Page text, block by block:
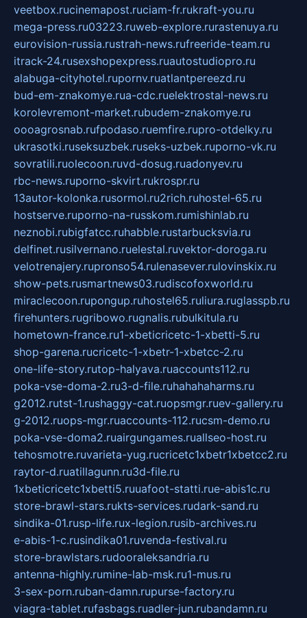
veetbox.rucinemapost.ruciam-fr.rukraft-you.ru
mega-press.ru03223.ruweb-explore.rurastenuya.ru
eurovision-russia.rustrah-news.rufreeride-team.ru
itrack-24.rusexshopexpress.ruautostudiopro.ru
alabuga-cityhotel.rupornv.ruatlantpereezd.ru
bud-em-znakomye.rua-cdc.ruelektrostal-news.ru
korolevremont-market.rubudem-znakomye.ru
oooagrosnab.rufpodaso.ruemfire.rupro-otdelky.ru
ukrasotki.ruseksuzbek.ruseks-uzbek.ruporno-vk.ru
sovratili.ruolecoon.ruvd-dosug.ruadonyev.ru
rbc-news.ruporno-skvirt.rukrospr.ru
13autor-kolonka.rusormol.ru2rich.ruhostel-65.ru
hostserve.ruporno-na-russkom.rumishinlab.ru
neznobi.rubigfatcc.ruhabble.rustarbucksvia.ru
delfinet.rusilvernano.ruelestal.ruvektor-doroga.ru
velotrenajery.rupronso54.rulenasever.rulovinskix.ru
show-pets.rusmartnews03.rudiscofoxworld.ru
miraclecoon.rupongup.ruhostel65.ruliura.ruglasspb.ru
firehunters.rugribowo.rugnalis.rubulkitula.ru
hometown-france.ru1-xbeticricetc-1-xbetti-5.ru
shop-garena.rucricetc-1-xbetr-1-xbetcc-2.ru
one-life-story.rutop-halyava.ruaccounts112.ru
poka-vse-doma-2.ru3-d-file.ruhahahaharms.ru
g2012.rutst-1.rushaggy-cat.ruopsmgr.ruev-gallery.ru
g-2012.ruops-mgr.ruaccounts-112.rucsm-demo.ru
poka-vse-doma2.ruairgungames.ruallseo-host.ru
tehosmotre.ruvarieta-yug.rucricetc1xbetr1xbetcc2.ru
raytor-d.ruatillagunn.ru3d-file.ru
1xbeticricetc1xbetti5.ruuafoot-statti.rue-abis1c.ru
store-brawl-stars.rukts-services.rudark-sand.ru
sindika-01.rusp-life.rux-legion.rusib-archives.ru
e-abis-1-c.rusindika01.ruvenda-festival.ru
store-brawlstars.rudooraleksandria.ru
antenna-highly.rumine-lab-msk.ru1-mus.ru
3-sex-porn.ruban-damn.rupurse-factory.ru
viagra-tablet.rufasbags.ruadler-jun.rubandamn.ru